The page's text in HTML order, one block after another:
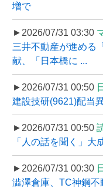
増で
►2026/07/31 03:30
三井不動産が進める
献、「日本橋に ...
►2026/07/31 00:50
建設技研(9621)配当
►2026/07/31 00:50
「人の話を聞く」大
►2026/07/31 00:30
澁澤倉庫、TC神鋼